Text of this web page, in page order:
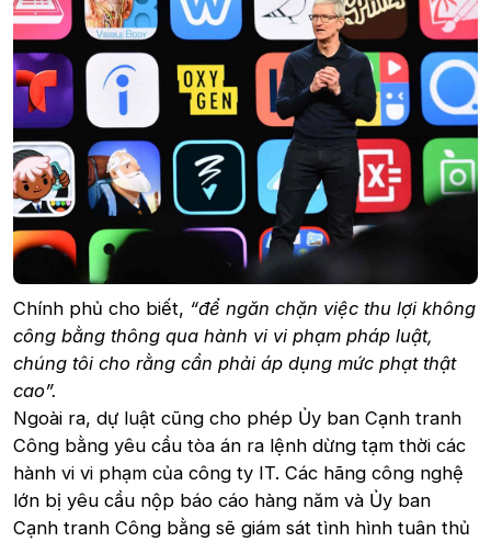
Chính phủ cho biết, “để ngăn chặn việc thu lợi không
công bằng thông qua hành vi vi phạm pháp luật,
chúng tôi cho rằng cần phải áp dụng mức phạt thật
cao”.
Ngoài ra, dự luật cũng cho phép Ủy ban Cạnh tranh
Công bằng yêu cầu tòa án ra lệnh dừng tạm thời các
hành vi vi phạm của công ty IT. Các hãng công nghệ
lớn bị yêu cầu nộp báo cáo hàng năm và Ủy ban
Cạnh tranh Công bằng sẽ giám sát tình hình tuân thủ